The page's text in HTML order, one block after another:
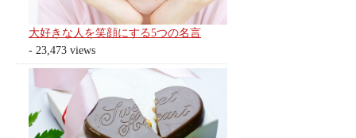
大好きな人を笑顔にする5つの名言
- 23,473 views